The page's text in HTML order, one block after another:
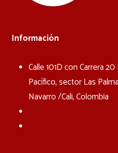
Información
Calle 101D con Carrera
Pacífico, sector Las
Navarro /Cali, Colombia